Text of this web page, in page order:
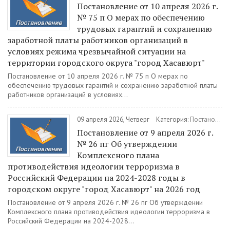
Постановление от 10 апреля 2026 г.
№ 75 п О мерах по обеспечению
трудовых гарантий и сохранению
заработной платы работников организаций в
условиях режима чрезвычайной ситуации на
территории городского округа "город Хасавюрт"
Постановление от 10 апреля 2026 г. № 75 п О мерах по
обеспечению трудовых гарантий и сохранению заработной платы
работников организаций в условиях...
09 апреля 2026, Четверг Категория: Постановления
Постановление от 9 апреля 2026 г.
№ 26 пг Об утверждении
Комплексного плана
противодействия идеологии терроризма в
Российский Федерации на 2024-2028 годы в
городском округе "город Хасавюрт" на 2026 год
Постановление от 9 апреля 2026 г. № 26 пг Об утверждении
Комплексного плана противодействия идеологии терроризма в
Российский Федерации на 2024-2028...